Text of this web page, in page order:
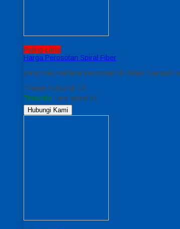
Paling Laris
Harga Perosotan Spiral Fiber
yang mau wahana perosotan di dalam ruangan
*Harga Hubungi CS
Tersedia / prs spiral 01
Hubungi Kami